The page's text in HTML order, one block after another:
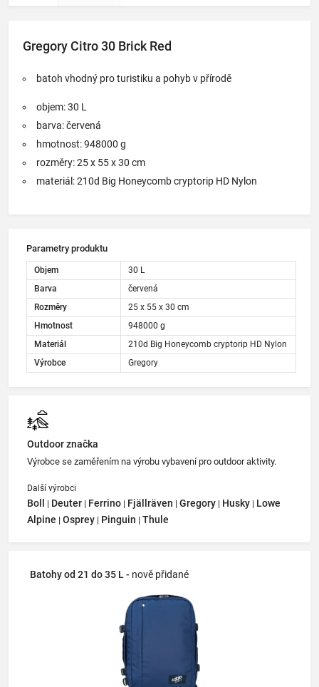
Gregory Citro 30 Brick Red
batoh vhodný pro turistiku a pohyb v přírodě
objem: 30 L
barva: červená
hmotnost: 948000 g
rozměry: 25 x 55 x 30 cm
materiál: 210d Big Honeycomb cryptorip HD Nylon
Parametry produktu
Objem
30 L
Barva
červená
Rozměry
25 x 55 x 30 cm
Hmotnost
948000 g
Materiál
210d Big Honeycomb cryptorip HD Nylon
Výrobce
Gregory
Outdoor značka
Výrobce se zaměřením na výrobu vybavení pro outdoor aktivity.
Další výrobci
Boll | Deuter | Ferrino | Fjällräven | Gregory | Husky | Lowe
Alpine | Osprey | Pinguin | Thule
Batohy od 21 do 35 L - nově přidané